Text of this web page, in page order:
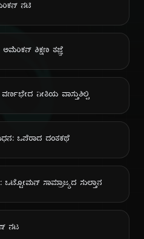
ನಟಿ
ಅಮೆರಿಕನ್ ಶಿಕ್ಷಣ ತಜ್ಞೆ
ನೀತಿಯ ವಾಸ್ತುಶಿಲ್ಪಿ
ಒಪೆರಾದ ದಂತಕಥೆ
ಸಾಮ್ರಾಜ್ಯದ ಸುಲ್ತಾನ
ನಟ